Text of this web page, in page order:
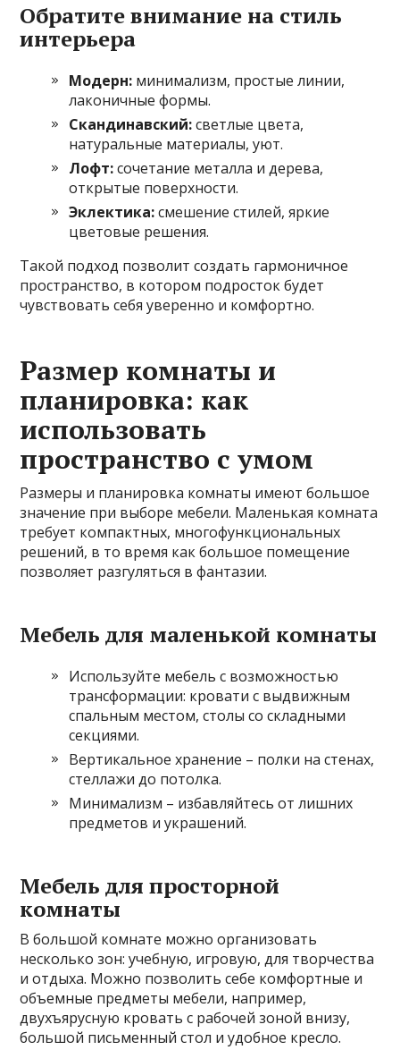
Обратите внимание на стиль
интерьера
Модерн: минимализм, простые линии,
лаконичные формы.
Скандинавский:светлые цвета,
натуральные материалы, уют.
Лофт:сочетание металла и дерева,
открытые поверхности.
Эклектика:смешение стилей, яркие
цветовые решения.
Такой подход позволит создать гармоничное
пространство, в котором подросток будет
чувствовать себя уверенно и комфортно.
Размер комнаты и
планировка: как
использовать
пространство с умом
Размеры и планировка комнаты имеют большое
значение при выборе мебели. Маленькая комната
требует компактных, многофункциональных
решений, в то время как большое помещение
позволяет разгуляться в фантазии.
Мебель для маленькой комнаты
Используйте мебель с возможностью
трансформации: кровати с выдвижным
спальным местом, столы со складными
секциями.
Вертикальное хранение – полки на стенах,
стеллажи до потолка.
Минимализм – избавляйтесь от лишних
предметов и украшений.
Мебель для просторной
комнаты
В большой комнате можно организовать
несколько зон: учебную, игровую, для творчества
и отдыха. Можно позволить себе комфортные и
объемные предметы мебели, например,
двухъярусную кровать с рабочей зоной внизу,
большой письменный стол и удобное кресло.